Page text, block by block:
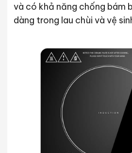
và có khả năng chống bám
dàng trong lau chùi và vệ